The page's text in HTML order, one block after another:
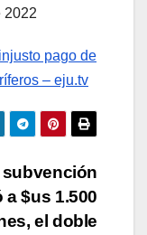
2022
pago de
– eju.tv
subvención
a $us 1.500
el doble